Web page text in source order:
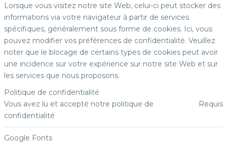
Lorsque vous visitez notre site Web, celui-ci peut stocker des
informations via votre navigateur à partir de services
spécifiques, généralement sous forme de cookies. Ici, vous
pouvez modifier vos préférences de confidentialité. Veuillez
noter que le blocage de certains types de cookies peut avoir
une incidence sur votre expérience sur notre site Web et sur
les services que nous proposons.
Politique de confidentialité
Vous avez lu et accepté notre politique de
confidentialité
Requis
Google Fonts